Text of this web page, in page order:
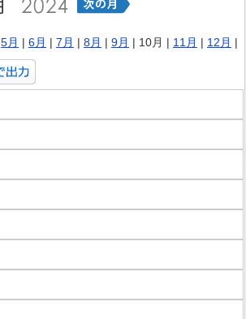
5月 | 6月 | 7月 | 8月 | 9月 | 10月 | 11月 | 12月 |